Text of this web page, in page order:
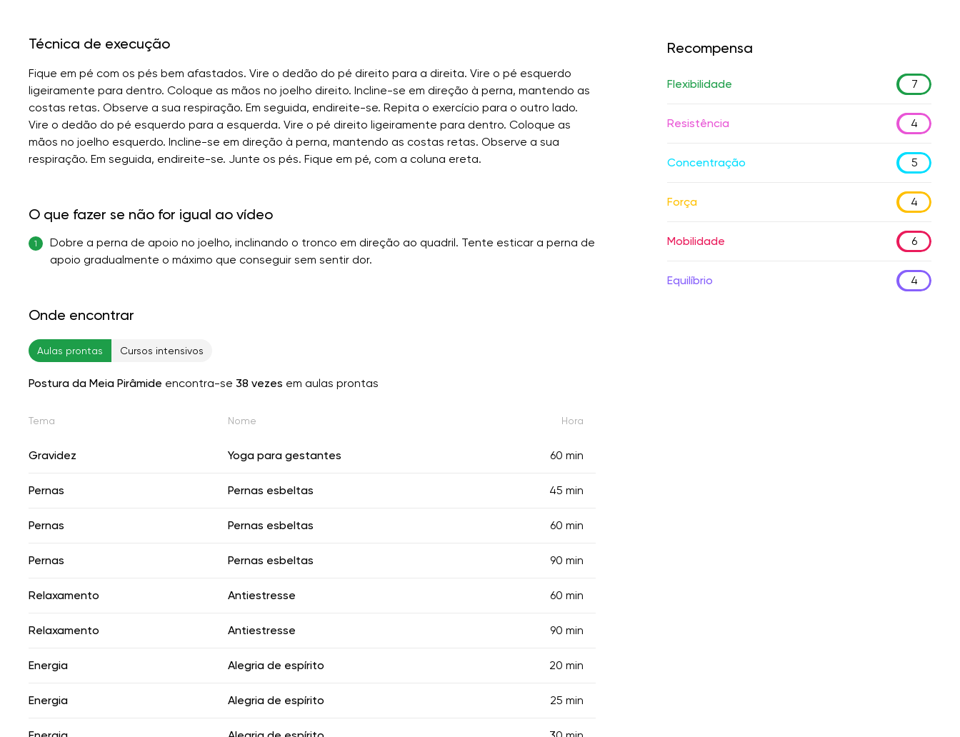
Técnica de execução
Fique em pé com os pés bem afastados. Vire o dedão do pé direito para a direita. Vire o pé esquerdo
ligeiramente para dentro. Coloque as mãos no joelho direito. Incline-se em direção à perna, mantendo as
costas retas. Observe a sua respiração. Em seguida, endireite-se. Repita o exercício para o outro lado.
Vire o dedão do pé esquerdo para a esquerda. Vire o pé direito ligeiramente para dentro. Coloque as
mãos no joelho esquerdo. Incline-se em direção à perna, mantendo as costas retas. Observe a sua
respiração. Em seguida, endireite-se. Junte os pés. Fique em pé, com a coluna ereta.
O que fazer se não for igual ao vídeo
1
Dobre a perna de apoio no joelho, inclinando o tronco em direção ao quadril. Tente esticar a perna de
apoio gradualmente o máximo que conseguir sem sentir dor.
Onde encontrar
Aulas prontas Cursos intensivos
Postura da Meia Pirâmide encontra-se 38 vezes em aulas prontas
Tema Nome Hora
Gravidez Yoga para gestantes 60 min
Pernas Pernas esbeltas 45 min
Pernas Pernas esbeltas 60 min
Pernas Pernas esbeltas 90 min
Relaxamento Antiestresse 60 min
Relaxamento Antiestresse 90 min
Energia Alegria de espírito 20 min
Energia Alegria de espírito 25 min
Recompensa
Flexibilidade 7
Resistência 4
Concentração 5
Força 4
Mobilidade 6
Equilíbrio 4